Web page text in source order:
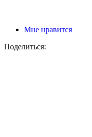
Мне нравится
Поделиться: